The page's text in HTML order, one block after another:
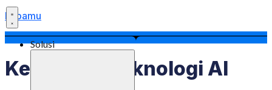
Labamu
Solusi
Kegunaan Teknologi AI